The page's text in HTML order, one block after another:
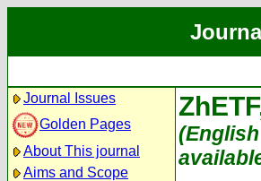
Journal Issues
Golden Pages
About This journal
Aims and Scope